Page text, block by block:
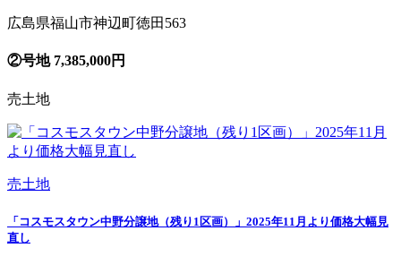
広島県福山市神辺町徳田563
②号地 7,385,000円
売土地
売土地
「コスモスタウン中野分譲地（残り1区画）」2025年11月より価格大幅見
直し